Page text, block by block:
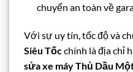
chuyển an toàn về
Với sự uy tín, tốc độ và
Siêu Tốcchính là địa chỉ
sửa xe máy Thủ Dầu